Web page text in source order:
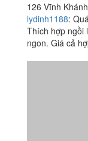
126 Vĩnh
lydinh1188:
Thích hợp ngồi
ngon. Giá cả